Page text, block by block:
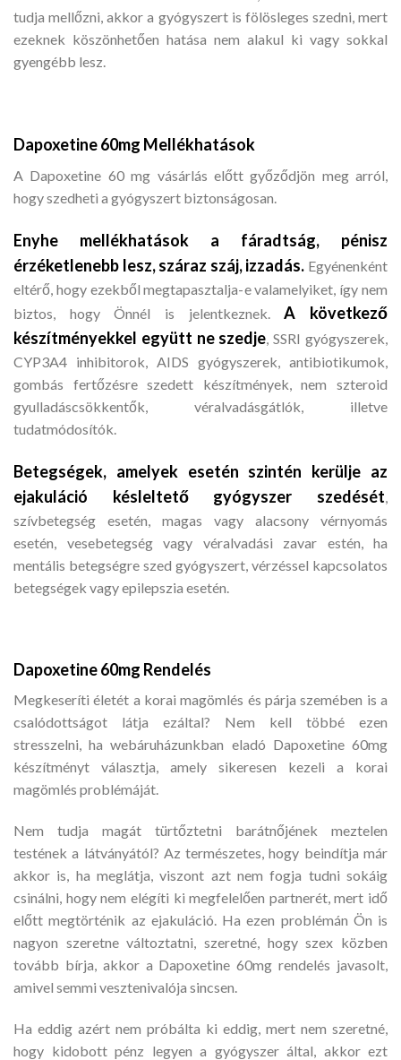
tudja mellőzni, akkor a gyógyszert is fölösleges szedni, mert
ezeknek köszönhetően hatása nem alakul ki vagy sokkal
gyengébb lesz.
Dapoxetine 60mg Mellékhatások
A Dapoxetine 60 mg vásárlás előtt győződjön meg arról,
hogy szedheti a gyógyszert biztonságosan.
Enyhe mellékhatások a fáradtság, pénisz
érzéketlenebb lesz, száraz száj, izzadás. Egyénenként
eltérő, hogy ezekből megtapasztalja-e valamelyiket, így nem
biztos, hogy Önnél is jelentkeznek.A következő
készítményekkel együtt ne szedje, SSRI gyógyszerek,
CYP3A4 inhibitorok, AIDS gyógyszerek, antibiotikumok,
gombás fertőzésre szedett készítmények, nem szteroid
gyulladáscsökkentők, véralvadásgátlók, illetve
tudatmódosítók.
Betegségek, amelyek esetén szintén kerülje az
ejakuláció késleltető gyógyszer szedését,
szívbetegség esetén, magas vagy alacsony vérnyomás
esetén, vesebetegség vagy véralvadási zavar estén, ha
mentális betegségre szed gyógyszert, vérzéssel kapcsolatos
betegségek vagy epilepszia esetén.
Dapoxetine 60mg Rendelés
Megkeseríti életét a korai magömlés és párja szemében is a
csalódottságot látja ezáltal? Nem kell többé ezen
stresszelni, ha webáruházunkban eladó Dapoxetine 60mg
készítményt választja, amely sikeresen kezeli a korai
magömlés problémáját.
Nem tudja magát türtőztetni barátnőjének meztelen
testének a látványától? Az természetes, hogy beindítja már
akkor is, ha meglátja, viszont azt nem fogja tudni sokáig
csinálni, hogy nem elégíti ki megfelelően partnerét, mert idő
előtt megtörténik az ejakuláció. Ha ezen problémán Ön is
nagyon szeretne változtatni, szeretné, hogy szex közben
tovább bírja, akkor a Dapoxetine 60mg rendelés javasolt,
amivel semmi vesztenivalója sincsen.
Ha eddig azért nem próbálta ki eddig, mert nem szeretné,
hogy kidobott pénz legyen a gyógyszer által, akkor ezt